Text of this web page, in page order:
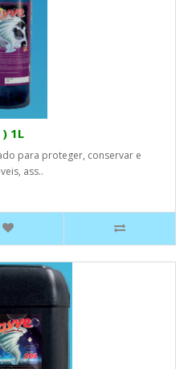
) 1L
para proteger, conservar e
ass..